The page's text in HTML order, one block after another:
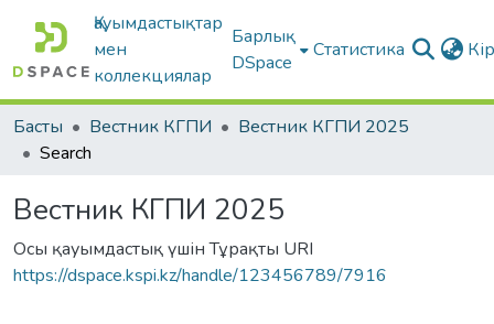
Қауымдастықтар
мен
коллекциялар
Барлық
DSpace
Статистика
Басты Вестник КГПИ
Вестник КГПИ 2025
Search
Вестник КГПИ 2025
Осы қауымдастық үшін Тұрақты URI
https://dspace.kspi.kz/handle/123456789/7916